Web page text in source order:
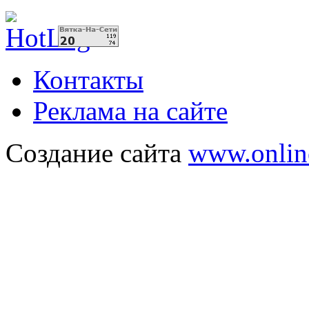
Контакты
Реклама на сайте
Создание сайта